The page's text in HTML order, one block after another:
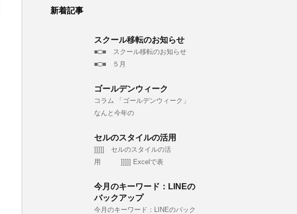
新着記事
スクール移転のお知らせ
■□■ スクール移転のお知らせ
■□■ ５月
ゴールデンウィーク
コラム 「ゴールデンウィーク」
なんと今年の
セルのスタイルの活用
]]]]] セルのスタイルの活
用 ]]]]] Excelで表
今月のキーワード：LINEの
バックアップ
今月のキーワード：LINEのバック